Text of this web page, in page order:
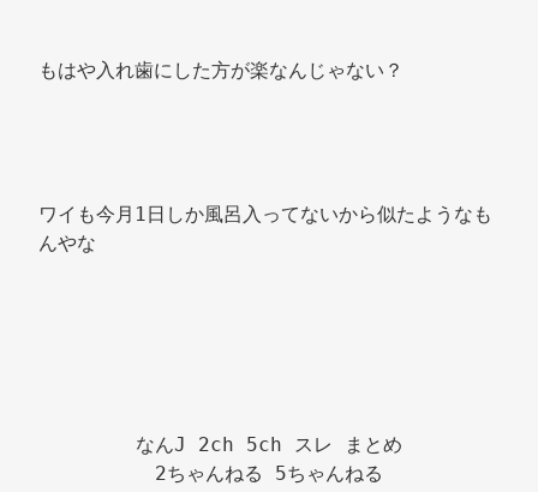
もはや入れ歯にした方が楽なんじゃない？
ワイも今月1日しか風呂入ってないから似たようなも
んやな
なんJ 2ch 5ch スレ まとめ
2ちゃんねる 5ちゃんねる